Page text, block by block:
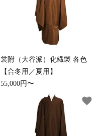
裳附（大谷派）化繊製 各色
【合冬用／夏用】
55,000円〜
favorite